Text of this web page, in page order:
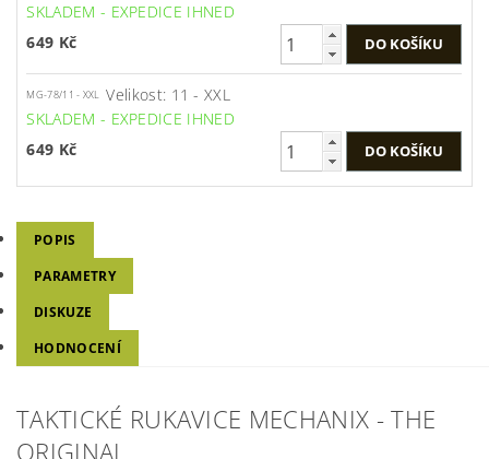
SKLADEM - EXPEDICE IHNED
649 Kč
MG-78/11 - XXL Velikost: 11 - XXL
SKLADEM - EXPEDICE IHNED
649 Kč
POPIS
PARAMETRY
DISKUZE
HODNOCENÍ
TAKTICKÉ RUKAVICE MECHANIX - THE
ORIGINAL